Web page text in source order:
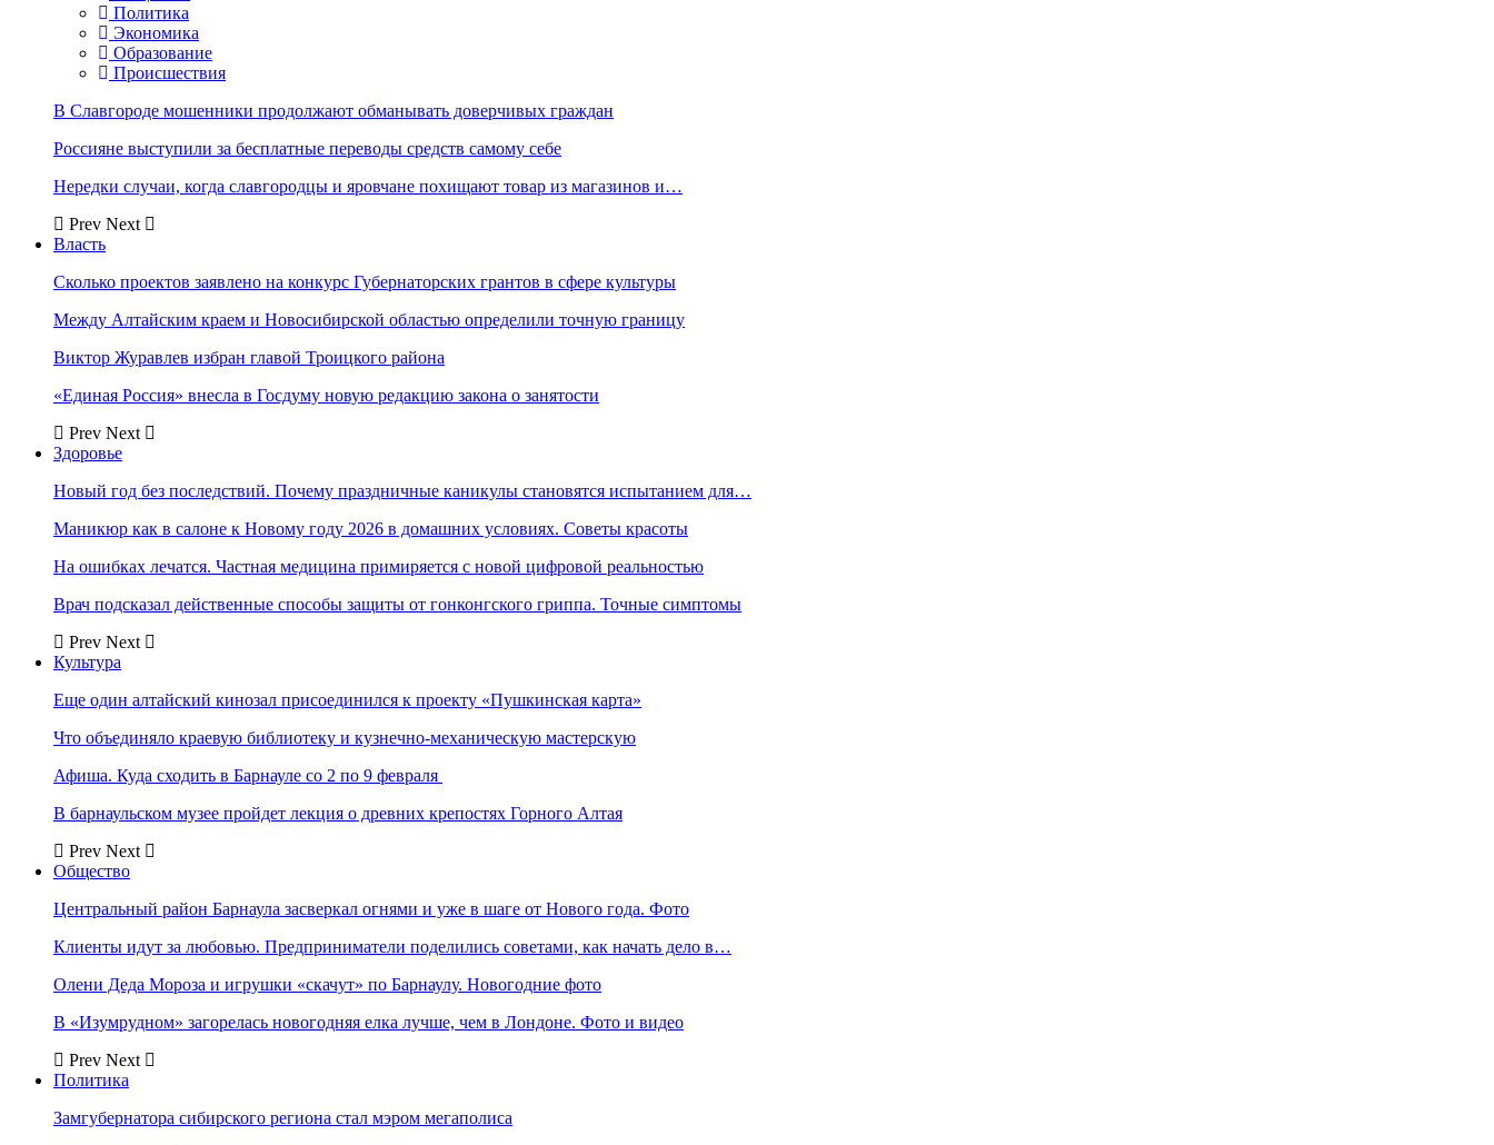
Политика
Экономика
Образование
Происшествия
В Славгороде мошенники продолжают обманывать доверчивых граждан
Россияне выступили за бесплатные переводы средств самому себе
Нередки случаи, когда славгородцы и яровчане похищают товар из магазинов и…
Prev Next
Власть
Сколько проектов заявлено на конкурс Губернаторских грантов в сфере культуры
Между Алтайским краем и Новосибирской областью определили точную границу
Виктор Журавлев избран главой Троицкого района
«Единая Россия» внесла в Госдуму новую редакцию закона о занятости
Prev Next
Здоровье
Новый год без последствий. Почему праздничные каникулы становятся испытанием для…
Маникюр как в салоне к Новому году 2026 в домашних условиях. Советы красоты
На ошибках лечатся. Частная медицина примиряется с новой цифровой реальностью
Врач подсказал действенные способы защиты от гонконгского гриппа. Точные симптомы
Prev Next
Культура
Еще один алтайский кинозал присоединился к проекту «Пушкинская карта»
Что объединяло краевую библиотеку и кузнечно-механическую мастерскую
Афиша. Куда сходить в Барнауле со 2 по 9 февраля
В барнаульском музее пройдет лекция о древних крепостях Горного Алтая
Prev Next
Общество
Центральный район Барнаула засверкал огнями и уже в шаге от Нового года. Фото
Клиенты идут за любовью. Предприниматели поделились советами, как начать дело в…
Олени Деда Мороза и игрушки «скачут» по Барнаулу. Новогодние фото
В «Изумрудном» загорелась новогодняя елка лучше, чем в Лондоне. Фото и видео
Prev Next
Политика
Замгубернатора сибирского региона стал мэром мегаполиса